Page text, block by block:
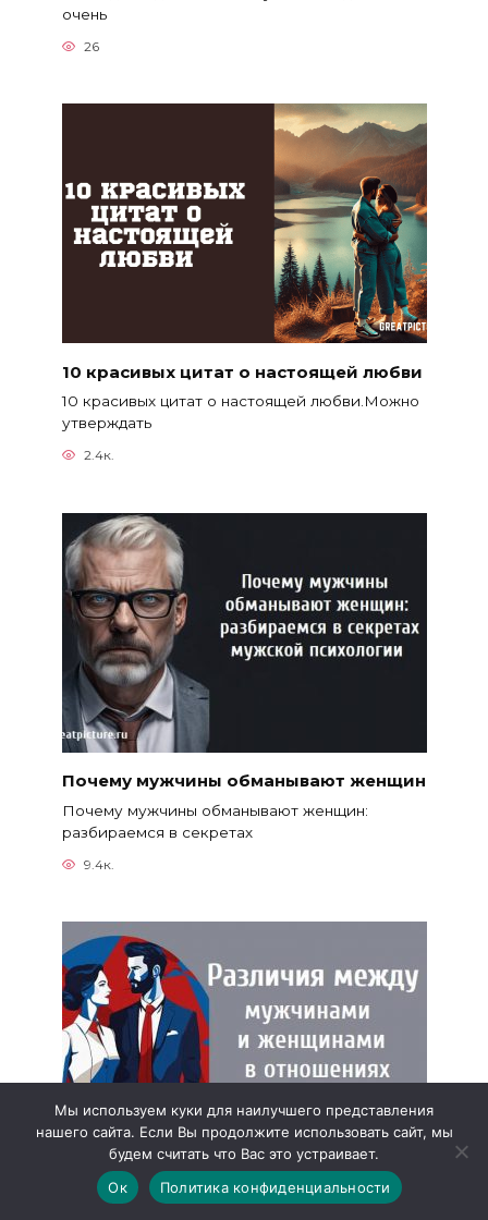
очень
26
10 красивых цитат о настоящей любви
10 красивых цитат о настоящей любви.Можно
утверждать
2.4к.
Почему мужчины обманывают женщин
Почему мужчины обманывают женщин:
разбираемся в секретах
9.4к.
Различия между мужчинами и
Мы используем куки для наилучшего представления
нашего сайта. Если Вы продолжите использовать сайт, мы
будем считать что Вас это устраивает.
Ок
Политика конфиденциальности